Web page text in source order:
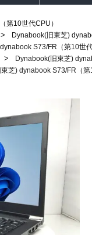
第10世代CPU）
>
Dynabook(旧東芝)
S73/FR（第10世
>
Dynabook(旧東芝)
芝) dynabook S73/FR（